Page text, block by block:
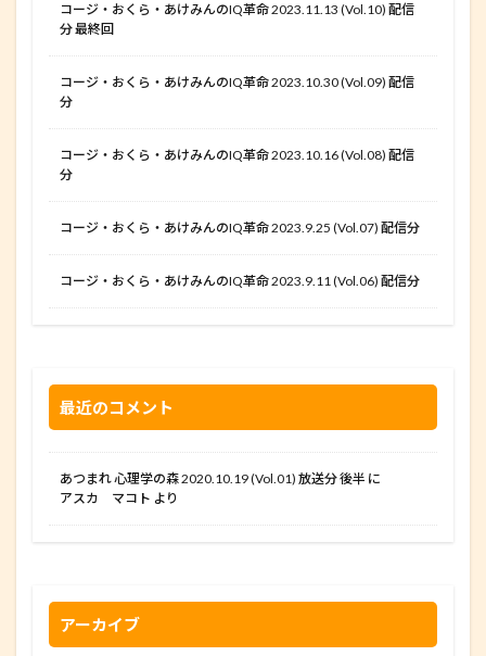
コージ・おくら・あけみんのIQ革命 2023.11.13 (Vol.10) 配信
分 最終回
コージ・おくら・あけみんのIQ革命 2023.10.30 (Vol.09) 配信
分
コージ・おくら・あけみんのIQ革命 2023.10.16 (Vol.08) 配信
分
コージ・おくら・あけみんのIQ革命 2023.9.25 (Vol.07) 配信分
コージ・おくら・あけみんのIQ革命 2023.9.11 (Vol.06) 配信分
最近のコメント
あつまれ 心理学の森 2020.10.19 (Vol.01) 放送分 後半 に
アスカ マコト より
アーカイブ